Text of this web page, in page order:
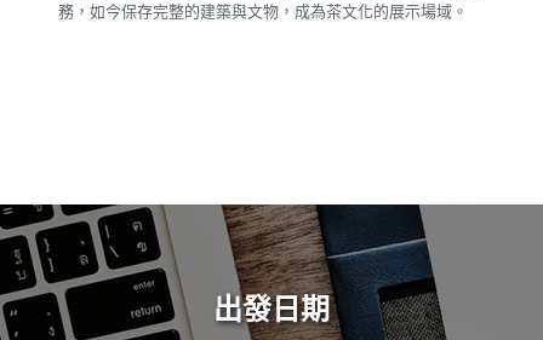
務，如今保存完整的建築與文物，成為茶文化的展示場域。
出發日期